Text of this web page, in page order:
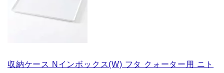
収納ケース Nインボックス(W) フタ クォーター用 ニト